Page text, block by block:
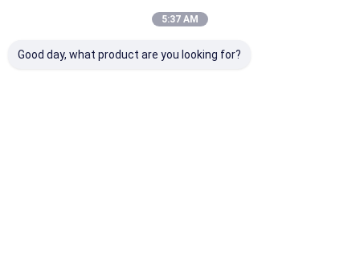
Política de privacidade
Limited. All Rights Reserved.
5:37 AM
Good day, what product are you looking for?